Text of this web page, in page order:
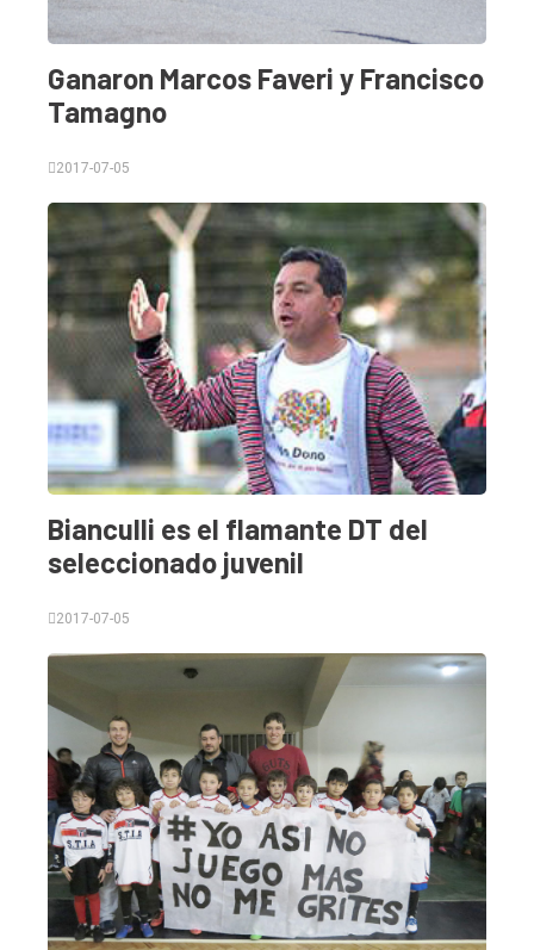
Ganaron Marcos Faveri y Francisco
Tamagno
2017-07-05
Bianculli es el flamante DT del
seleccionado juvenil
2017-07-05